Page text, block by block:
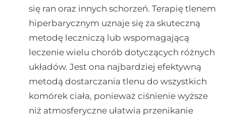
się ran oraz innych schorzeń. Terapię tlenem
hiperbarycznym uznaje się za skuteczną
metodę leczniczą lub wspomagającą
leczenie wielu chorób dotyczących różnych
układów. Jest ona najbardziej efektywną
metodą dostarczania tlenu do wszystkich
komórek ciała, ponieważ ciśnienie wyższe
niż atmosferyczne ułatwia przenikanie